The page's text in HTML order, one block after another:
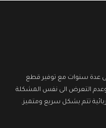
عدة سنوات مع توفير قطع
وعدم التعرض الى نفس المشكلة
تتم بشكل سريع ومتميز.